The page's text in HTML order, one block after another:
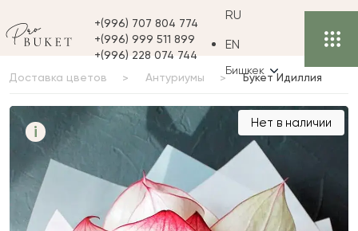
+(996) 707 804 774
+(996) 999 511 899
+(996) 228 074 744
RU
EN
Бишкек
Доставка цветов Антуриумы Букет Идиллия
i Букет Идиллия Нет в наличии